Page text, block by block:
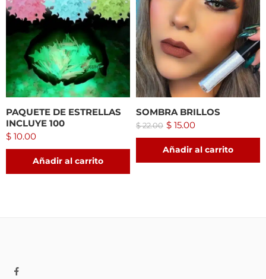
PAQUETE DE ESTRELLAS
INCLUYE 100
$ 10.00
Añadir al carrito
SOMBRA BRILLOS
$22.00 $ 15.00
Añadir al carrito